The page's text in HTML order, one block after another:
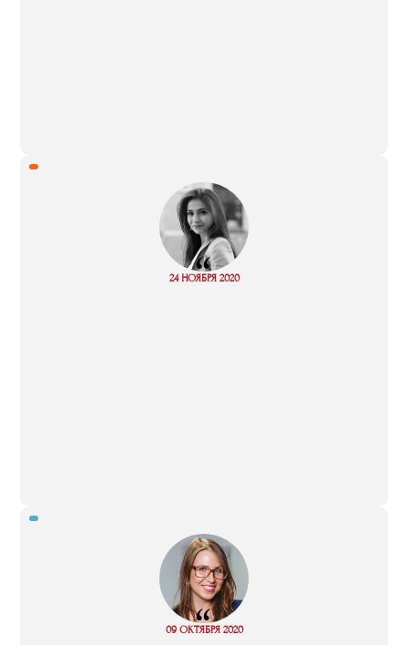
“
24 НОЯБРЯ 2020
Read
“
09 ОКТЯБРЯ 2020